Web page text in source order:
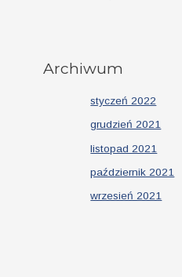
Archiwum
styczeń 2022
grudzień 2021
listopad 2021
październik 2021
wrzesień 2021